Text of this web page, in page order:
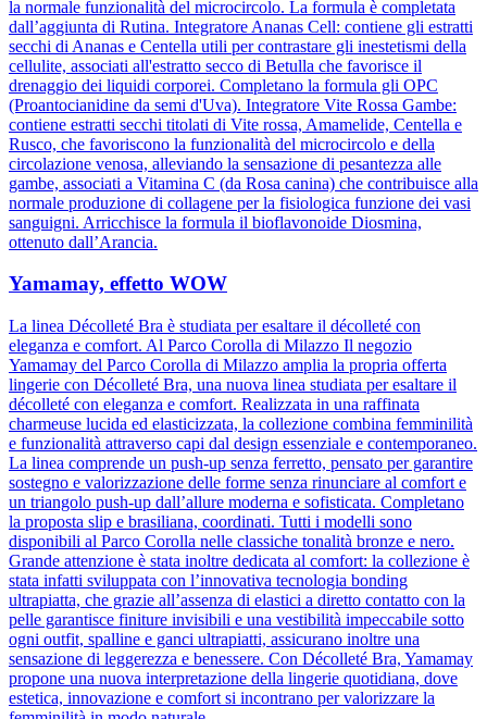
la normale funzionalità del microcircolo. La formula è completata
dall’aggiunta di Rutina. Integratore Ananas Cell: contiene gli estratti
secchi di Ananas e Centella utili per contrastare gli inestetismi della
cellulite, associati all'estratto secco di Betulla che favorisce il
drenaggio dei liquidi corporei. Completano la formula gli OPC
(Proantocianidine da semi d'Uva). Integratore Vite Rossa Gambe:
contiene estratti secchi titolati di Vite rossa, Amamelide, Centella e
Rusco, che favoriscono la funzionalità del microcircolo e della
circolazione venosa, alleviando la sensazione di pesantezza alle
gambe, associati a Vitamina C (da Rosa canina) che contribuisce alla
normale produzione di collagene per la fisiologica funzione dei vasi
sanguigni. Arricchisce la formula il bioflavonoide Diosmina,
ottenuto dall’Arancia.
Yamamay, effetto WOW
La linea Décolleté Bra è studiata per esaltare il décolleté con
eleganza e comfort. Al Parco Corolla di Milazzo Il negozio
Yamamay del Parco Corolla di Milazzo amplia la propria offerta
lingerie con Décolleté Bra, una nuova linea studiata per esaltare il
décolleté con eleganza e comfort. Realizzata in una raffinata
charmeuse lucida ed elasticizzata, la collezione combina femminilità
e funzionalità attraverso capi dal design essenziale e contemporaneo.
La linea comprende un push-up senza ferretto, pensato per garantire
sostegno e valorizzazione delle forme senza rinunciare al comfort e
un triangolo push-up dall’allure moderna e sofisticata. Completano
la proposta slip e brasiliana, coordinati. Tutti i modelli sono
disponibili al Parco Corolla nelle classiche tonalità bronze e nero.
Grande attenzione è stata inoltre dedicata al comfort: la collezione è
stata infatti sviluppata con l’innovativa tecnologia bonding
ultrapiatta, che grazie all’assenza di elastici a diretto contatto con la
pelle garantisce finiture invisibili e una vestibilità impeccabile sotto
ogni outfit, spalline e ganci ultrapiatti, assicurano inoltre una
sensazione di leggerezza e benessere. Con Décolleté Bra, Yamamay
propone una nuova interpretazione della lingerie quotidiana, dove
estetica, innovazione e comfort si incontrano per valorizzare la